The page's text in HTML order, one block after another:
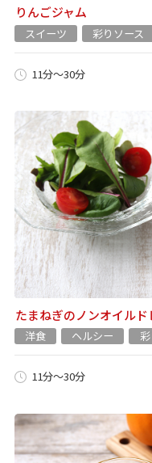
りんごジャム
スイーツ 彩りソース
11分～30分
たまねぎのノンオイル
洋食 ヘルシー
11分～30分